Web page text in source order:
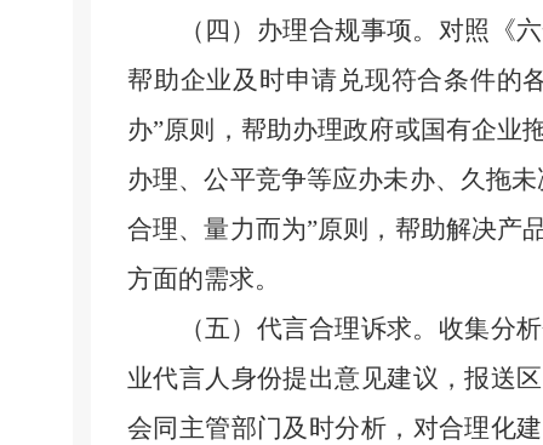
（四）办理合规事项。 对照《
帮助企业及时申请兑现符合条件的
办”原则，帮助办理政府或国有企业
办理、公平竞争等应办未办、久拖
合理、量力而为”原则，帮助解决产
方面的需求。
（五）代言合理诉求。 收集分
业代言人身份提出意见建议，报送
会同主管部门及时分析，对合理化